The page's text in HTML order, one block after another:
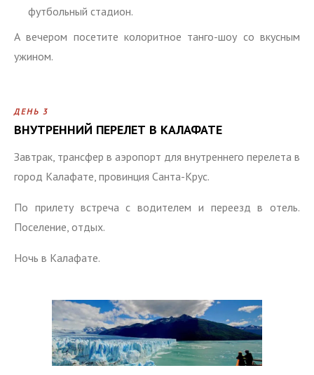
футбольный стадион.
А вечером посетите колоритное танго-шоу со вкусным
ужином.
ДЕНЬ 3
ВНУТРЕННИЙ ПЕРЕЛЕТ В КАЛАФАТЕ
Завтрак, трансфер в аэропорт для внутреннего перелета в
город Калафате, провинция Санта-Крус.
По прилету встреча с водителем и переезд в отель.
Поселение, отдых.
Ночь в Калафате.